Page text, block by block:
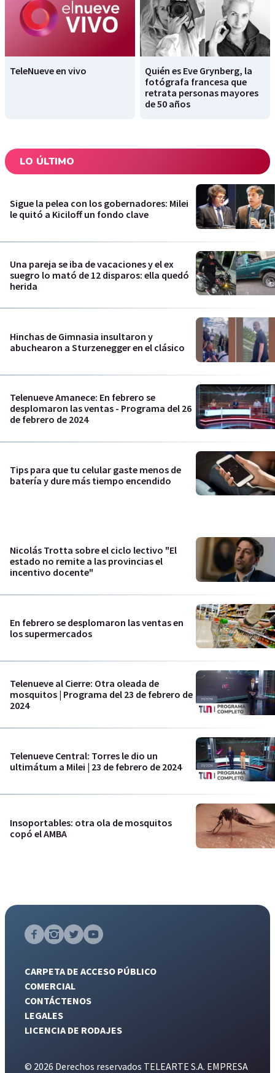
TeleNueve en vivo
Quién es Eve Grynberg, la
fotógrafa francesa que
retrata personas mayores
de 50 años
LO ÚLTIMO
Sigue la pelea con los gobernadores: Milei
le quitó a Kiciloff un fondo clave
Una pareja se iba de vacaciones y el ex
suegro lo mató de 12 disparos: ella quedó
herida
Hinchas de Gimnasia insultaron y
abuchearon a Sturzenegger en el clásico
Telenueve Amanece: En febrero se
desplomaron las ventas - Programa del 26
de febrero de 2024
Tips para que tu celular gaste menos de
batería y dure más tiempo encendido
Nicolás Trotta sobre el ciclo lectivo "El
estado no remite a las provincias el
incentivo docente"
En febrero se desplomaron las ventas en
los supermercados
Telenueve al Cierre: Otra oleada de
mosquitos | Programa del 23 de febrero de
2024
Telenueve Central: Torres le dio un
ultimátum a Milei | 23 de febrero de 2024
Insoportables: otra ola de mosquitos
copó el AMBA
CARPETA DE ACCESO PÚBLICO
COMERCIAL
CONTÁCTENOS
LEGALES
LICENCIA DE RODAJES
© 2026 Derechos reservados TELEARTE S.A. EMPRESA